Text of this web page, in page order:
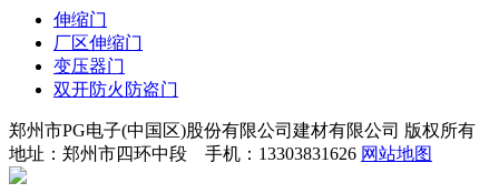
伸缩门
厂区伸缩门
变压器门
双开防火防盗门
郑州市PG电子(中国区)股份有限公司建材有限公司 版权所有
地址：郑州市四环中段 手机：13303831626 网站地图